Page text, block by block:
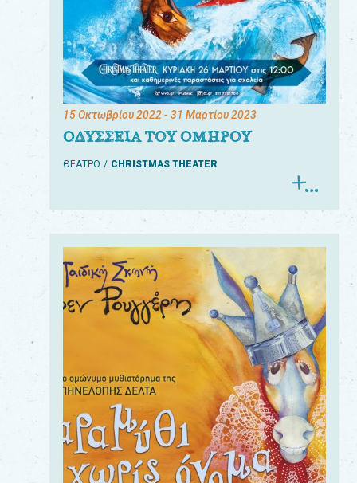
15 Οκτωβρίου 2022- 31 Μαρτίου 2023
ΟΔΥΣΣΕΙΑ ΤΟΥ ΟΜΗΡΟΥ
ΘΕΑΤΡΟ CHRISTMAS THEATER